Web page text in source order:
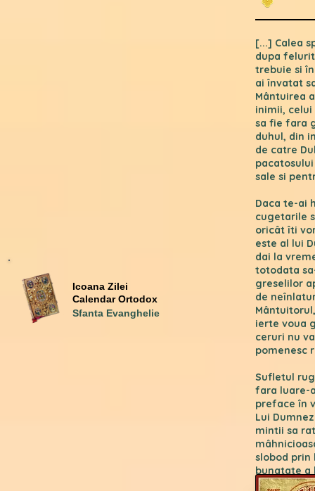
Icoana Zilei
Calendar Ortodox
Sfanta Evanghelie
[...] Calea
dupa
trebuie si
ai învatat
Mântuirea
inimii, celui
sa fie fara
duhul, din
de catre
sale si
Daca te-ai
cugetarile
oricât îti
este al lui
dai la
totodata
greselilor
de
ierte voua
ceruri nu
pomenesc
Sufletul
fara luare-
preface în
Lui
mintii sa
slobod prin
bunatate a
la fericita